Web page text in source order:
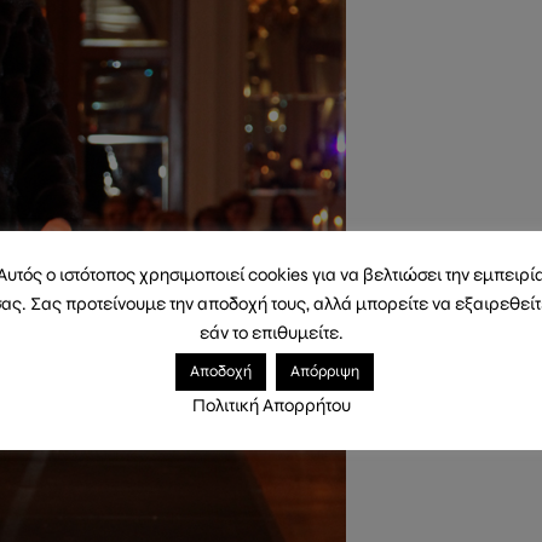
ο ιστότοπος χρησιμοποιεί cookies για να βελτιώσει την
Σας προτείνουμε την αποδοχή τους, αλλά μπορείτε να
εάν το επιθυμείτε.
Αποδοχή Απόρριψη
Πολιτική Απορρήτου